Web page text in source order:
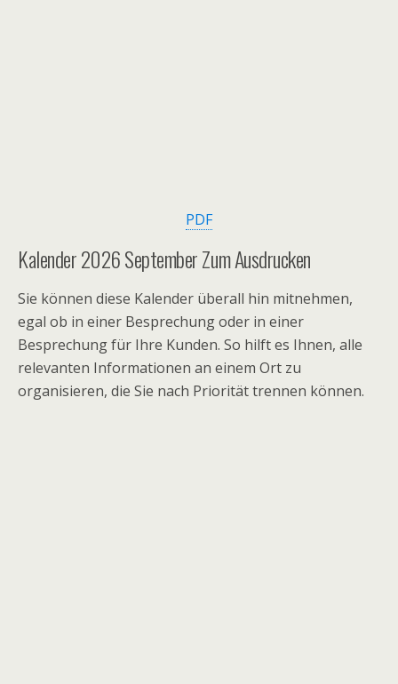
PDF
Kalender 2026 September Zum Ausdrucken
Sie können diese Kalender überall hin mitnehmen,
egal ob in einer Besprechung oder in einer
Besprechung für Ihre Kunden. So hilft es Ihnen, alle
relevanten Informationen an einem Ort zu
organisieren, die Sie nach Priorität trennen können.